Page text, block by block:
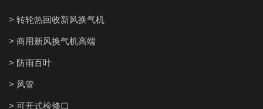
> 转轮热回收新风换气机
> 商用新风换气机高端
> 防雨百叶
> 风管
> 可开式检修口